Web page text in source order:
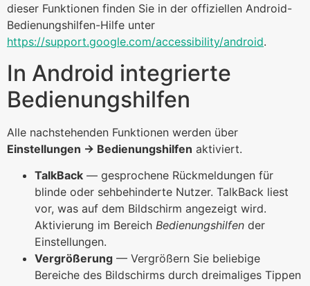
dieser Funktionen finden Sie in der offiziellen Android-
Bedienungshilfen-Hilfe unter
https://support.google.com/accessibility/android.
In Android integrierte
Bedienungshilfen
Alle nachstehenden Funktionen werden über
Einstellungen → Bedienungshilfen aktiviert.
TalkBack — gesprochene Rückmeldungen für
blinde oder sehbehinderte Nutzer. TalkBack liest
vor, was auf dem Bildschirm angezeigt wird.
Aktivierung im Bereich Bedienungshilfen der
Einstellungen.
Vergrößerung — Vergrößern Sie beliebige
Bereiche des Bildschirms durch dreimaliges Tippen